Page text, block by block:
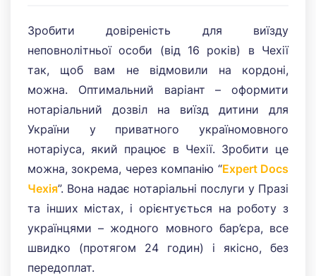
Зробити довіреність для виїзду
неповнолітньої особи (від 16 років) в Чехії
так, щоб вам не відмовили на кордоні,
можна. Оптимальний варіант – оформити
нотаріальний дозвіл на виїзд дитини для
України у приватного україномовного
нотаріуса, який працює в Чехії. Зробити це
можна, зокрема, через компанію “Expert Docs
Чехія”. Вона надає нотаріальні послуги у Празі
та інших містах, і орієнтується на роботу з
українцями – жодного мовного бар’єра, все
швидко (протягом 24 годин) і якісно, без
передоплат.